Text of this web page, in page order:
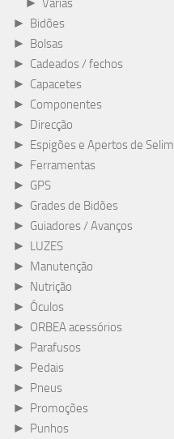
► Bidões
► Bolsas
► Cadeados / fechos
► Capacetes
► Componentes
► Direcção
► Espigões e Apertos de Selim
► Ferramentas
► GPS
► Grades de Bidões
► Guiadores / Avanços
► LUZES
► Manutenção
► Nutrição
► Óculos
► ORBEA acessórios
► Parafusos
► Pedais
► Pneus
► Promoções
► Punhos